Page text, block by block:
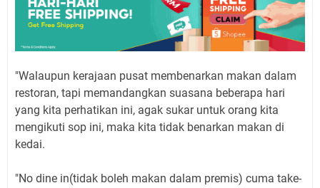
"Walaupun kerajaan pusat membenarkan makan dalam
restoran, tapi memandangkan suasana beberapa hari
yang kita perhatikan ini, agak sukar untuk orang kita
mengikuti sop ini, maka kita tidak benarkan makan di
kedai.
"No dine in(tidak boleh makan dalam premis) cuma take-